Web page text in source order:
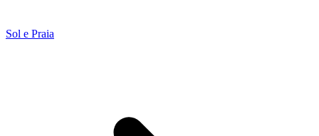
Sol e Praia